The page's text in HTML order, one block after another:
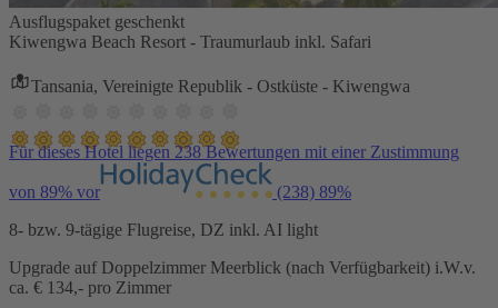
Ausflugspaket geschenkt
Kiwengwa Beach Resort - Traumurlaub inkl. Safari
Tansania, Vereinigte Republik - Ostküste - Kiwengwa
Für dieses Hotel liegen 238 Bewertungen mit einer Zustimmung
von 89% vor (238) 89%
8- bzw. 9-tägige Flugreise, DZ inkl. AI light
Upgrade auf Doppelzimmer Meerblick (nach Verfügbarkeit) i.W.v.
ca. € 134,- pro Zimmer